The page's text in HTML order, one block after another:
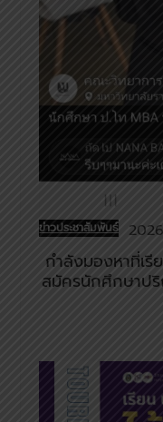
ข่าวประชาสัมพันธ์
กำลังมองหาที่เ
สมัครนักศึกษาป